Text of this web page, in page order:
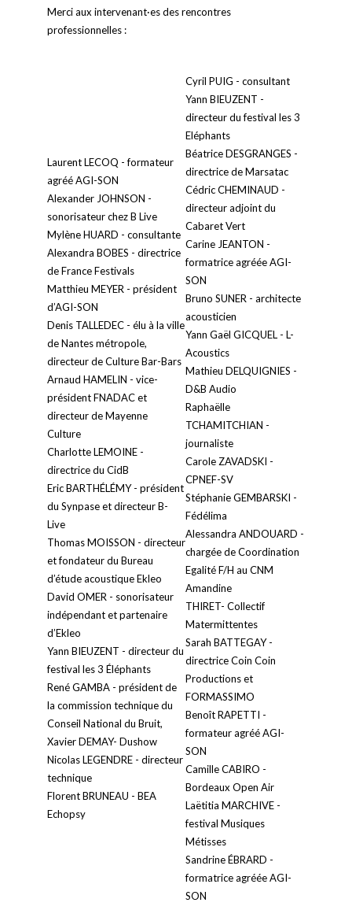
Merci aux intervenant·es des rencontres
professionnelles :
Laurent LECOQ - formateur
agréé AGI-SON
Alexander JOHNSON -
sonorisateur chez B Live
Mylène HUARD - consultante
Alexandra BOBES - directrice
de France Festivals
Matthieu MEYER - président
d’AGI-SON
Denis TALLEDEC - élu à la ville
de Nantes métropole,
directeur de Culture Bar-Bars
Arnaud HAMELIN - vice-
président FNADAC et
directeur de Mayenne
Culture
Charlotte LEMOINE -
directrice du CidB
Eric BARTHÉLÉMY - président
du Synpase et directeur B-
Live
Thomas MOISSON - directeur
et fondateur du Bureau
d’étude acoustique Ekleo
David OMER - sonorisateur
indépendant et partenaire
d’Ekleo
Yann BIEUZENT - directeur du
festival les 3 Éléphants
René GAMBA - président de
la commission technique du
Conseil National du Bruit,
Xavier DEMAY- Dushow
Nicolas LEGENDRE - directeur
technique
Florent BRUNEAU - BEA
Echopsy
Cyril PUIG - consultant
Yann BIEUZENT -
directeur du festival les 3
Eléphants
Béatrice DESGRANGES -
directrice de Marsatac
Cédric CHEMINAUD -
directeur adjoint du
Cabaret Vert
Carine JEANTON -
formatrice agréée AGI-
SON
Bruno SUNER - architecte
acousticien
Yann Gaël GICQUEL - L-
Acoustics
Mathieu DELQUIGNIES -
D&B Audio
Raphaëlle
TCHAMITCHIAN -
journaliste
Carole ZAVADSKI -
CPNEF-SV
Stéphanie GEMBARSKI -
Fédélima
Alessandra ANDOUARD -
chargée de Coordination
Egalité F/H au CNM
Amandine
THIRET- Collectif
Matermittentes
Sarah BATTEGAY -
directrice Coin Coin
Productions et
FORMASSIMO
Benoît RAPETTI -
formateur agréé AGI-
SON
Camille CABIRO -
Bordeaux Open Air
Laëtitia MARCHIVE -
festival Musiques
Métisses
Sandrine ÉBRARD -
formatrice agréée AGI-
SON